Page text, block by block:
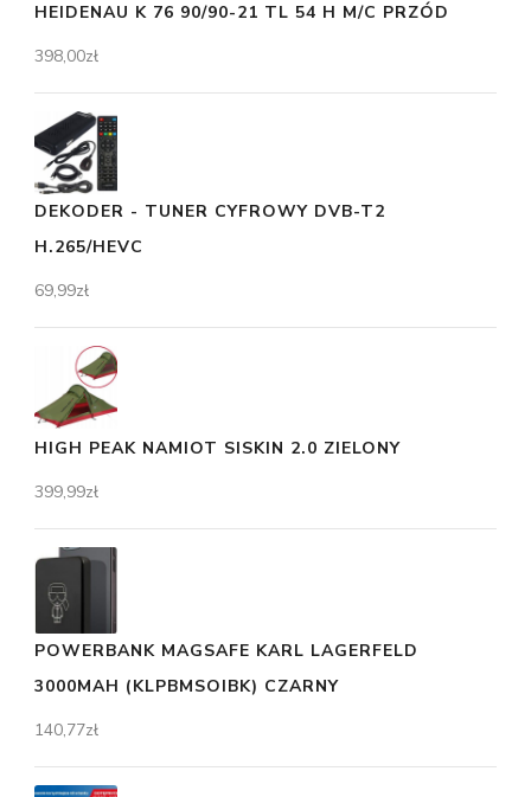
HEIDENAU K 76 90/90-21 TL 54 H M/C PRZÓD
398,00zł
DEKODER - TUNER CYFROWY DVB-T2
H.265/HEVC
69,99zł
HIGH PEAK NAMIOT SISKIN 2.0 ZIELONY
399,99zł
POWERBANK MAGSAFE KARL LAGERFELD
3000MAH (KLPBMSOIBK) CZARNY
140,77zł